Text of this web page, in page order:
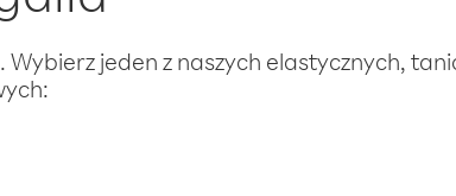
jeden z naszych elastycznych,